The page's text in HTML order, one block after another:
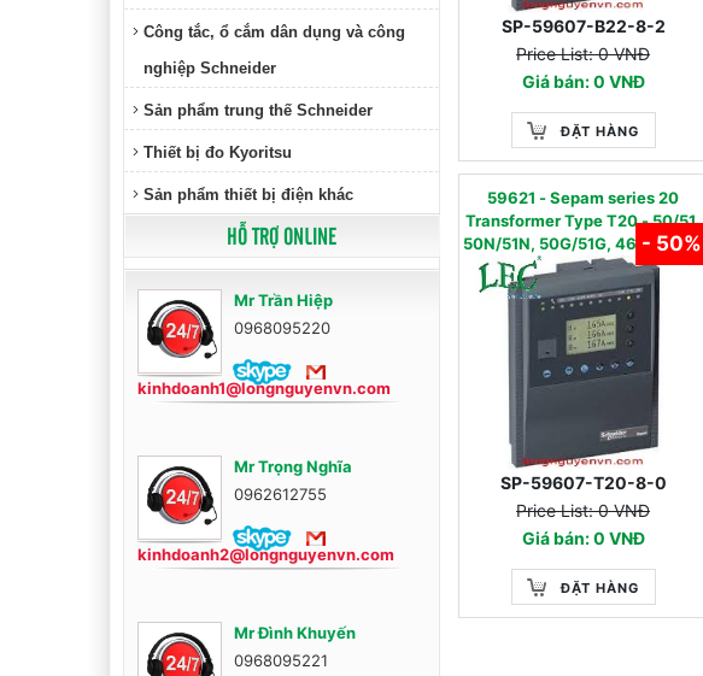
Công tắc, ổ cắm dân dụng và công
nghiệp Schneider
Sản phẩm trung thế Schneider
Thiết bị đo Kyoritsu
Sản phẩm thiết bị điện khác
HỖ TRỢ ONLINE
Mr Trần Hiệp
0968095220
kinhdoanh1@longnguyenvn.com
Mr Trọng Nghĩa
0962612755
kinhdoanh2@longnguyenvn.com
Mr Đình Khuyến
0968095221
SP-59607-B22-8-2
Price List: 0 VNĐ
Giá bán: 0 VNĐ
ĐẶT HÀNG
59621 - Sepam series 20
Transformer Type T20 - 50/51,
50N/51N, 50G/51G, 46,49RMS,
38/49T, 23/63
SP-59607-T20-8-0
Price List: 0 VNĐ
Giá bán: 0 VNĐ
ĐẶT HÀNG
- 50%